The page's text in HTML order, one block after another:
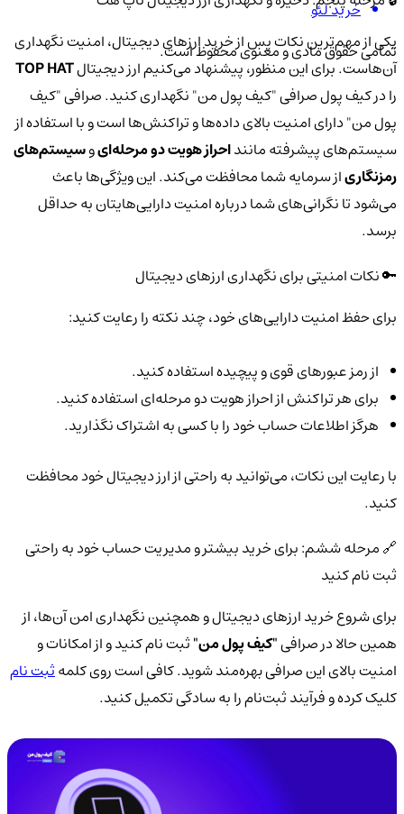
یکی از مهم‌ترین نکات پس از خرید ارزهای دیجیتال، امنیت نگهداری
آن‌هاست. برای این منظور، پیشنهاد می‌کنیم ارز دیجیتالTOP HAT
را در کیف پول صرافی "کیف پول من" نگهداری کنید. صرافی "کیف
پول من" دارای امنیت بالای داده‌ها و تراکنش‌ها است و با استفاده از
سیستم‌های پیشرفته ماننداحراز هویت دو مرحله‌ایوسیستم‌های
رمزنگاریاز سرمایه شما محافظت می‌کند. این ویژگی‌ها باعث
می‌شود تا نگرانی‌های شما درباره امنیت دارایی‌هایتان به حداقل
برسد.
🔑 نکات امنیتی برای نگهداری ارزهای دیجیتال
برای حفظ امنیت دارایی‌های خود، چند نکته را رعایت کنید:
از رمز عبورهای قوی و پیچیده استفاده کنید.
برای هر تراکنش از احراز هویت دو مرحله‌ای استفاده کنید.
هرگز اطلاعات حساب خود را با کسی به اشتراک نگذارید.
با رعایت این نکات، می‌توانید به راحتی از ارز دیجیتال خود محافظت
کنید.
🔗 مرحله ششم: برای خرید بیشتر و مدیریت حساب خود به راحتی
ثبت نام کنید
برای شروع خرید ارزهای دیجیتال و همچنین نگهداری امن آن‌ها، از
همین حالا در صرافی"کیف پول من"ثبت نام کنید و از امکانات و
امنیت بالای این صرافی بهره‌مند شوید. کافی است روی کلمهثبت نام
کلیک کرده و فرآیند ثبت‌نام را به سادگی تکمیل کنید.
خرید لئو
تمامی حقوق مادی و معنوی محفوظ است.